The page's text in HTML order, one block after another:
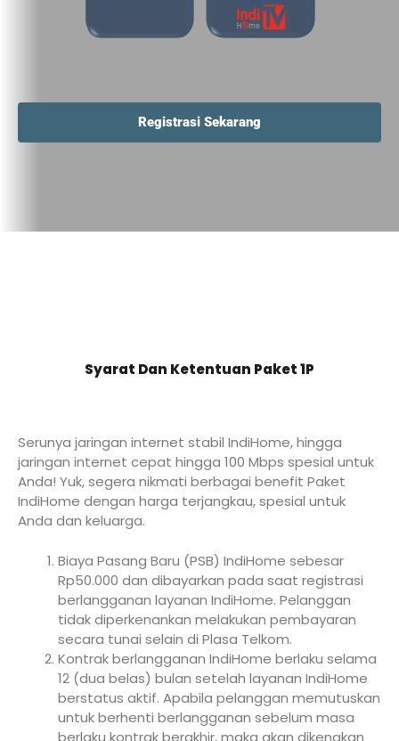
Registrasi Sekarang
Syarat Dan Ketentuan Paket 1P
Serunya jaringan internet stabil IndiHome, hingga
jaringan internet cepat hingga 100 Mbps spesial untuk
Anda! Yuk, segera nikmati berbagai benefit Paket
IndiHome dengan harga terjangkau, spesial untuk
Anda dan keluarga.
Biaya Pasang Baru (PSB) IndiHome sebesar
Rp50.000 dan dibayarkan pada saat registrasi
berlangganan layanan IndiHome. Pelanggan
tidak diperkenankan melakukan pembayaran
secara tunai selain di Plasa Telkom.
Kontrak berlangganan IndiHome berlaku selama
12 (dua belas) bulan setelah layanan IndiHome
berstatus aktif. Apabila pelanggan memutuskan
untuk berhenti berlangganan sebelum masa
berlaku kontrak berakhir, maka akan dikenakan